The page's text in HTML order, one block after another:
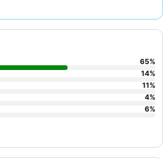
berömmer konsekvent den
en populär våffelmaskin. För en
be om rum som inte vetter mot
65%
14%
11%
4%
6%